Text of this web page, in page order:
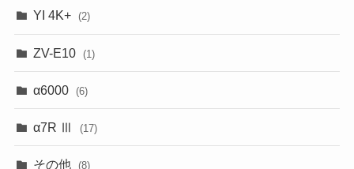
YI 4K+ (2)
ZV-E10 (1)
α6000 (6)
α7R Ⅲ (17)
その他 (8)